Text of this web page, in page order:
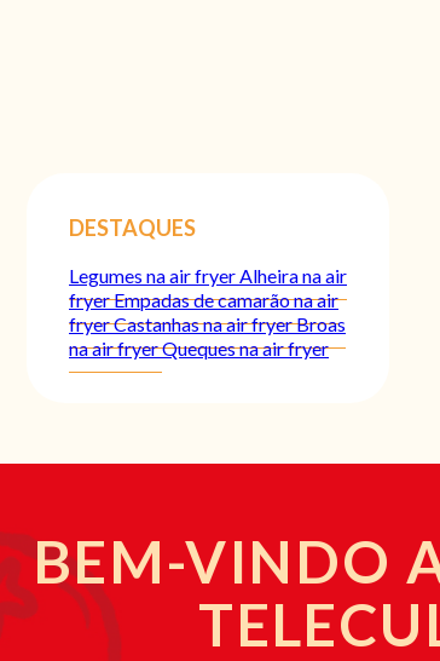
DESTAQUES
Legumes na air fryerAlheira na air
fryerEmpadas de camarão na air
fryerCastanhas na air fryerBroas
na air fryerQueques na air fryer
BEM-VINDO